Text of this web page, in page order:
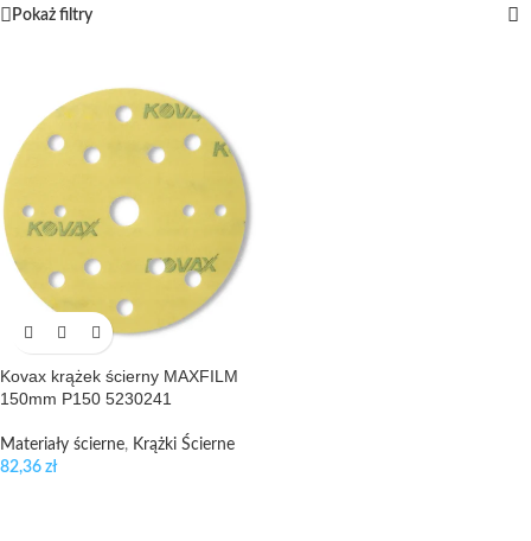
Pokaż filtry
Kovax krążek ścierny MAXFILM
150mm P150 5230241
Materiały ścierne, Krążki Ścierne
82,36 zł